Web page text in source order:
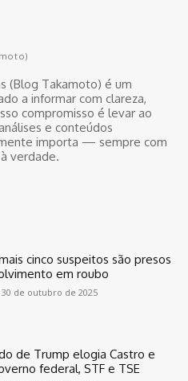
(Blog Takamoto) é um
a informar com clareza,
compromisso é levar ao
e conteúdos
importa — sempre com
verdade.
cinco suspeitos são presos
em roubo
30 de outubro de 2025
de Trump elogia Castro e
federal, STF e TSE